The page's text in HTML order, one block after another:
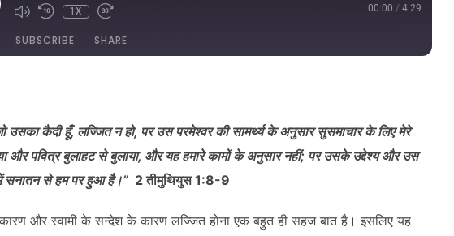
1X 00:00 / 4:29
SUBSCRIBE SHARE
उसका कैदी हूँ, लज्जित न हो, पर उस परमेश्‍वर की सामर्थ्य के अनुसार सुसमाचार के लिए मेरे
और पवित्र बुलाहट से बुलाया, और यह हमारे कामों के अनुसार नहीं; पर उसके उद्देश्य और उस
सनातन से हम पर हुआ है।” 2 तीमुथियुस 1:8-9
और स्वामी के सन्देश के कारण लज्जित होना एक बहुत ही सहज बात है। इसलिए यह